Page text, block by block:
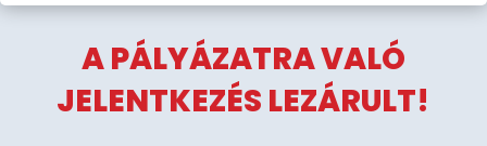
A PÁLYÁZATRA VALÓ
JELENTKEZÉS LEZÁRULT!